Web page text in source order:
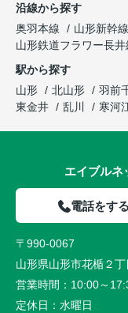
沿線から探す
奥羽本線
山形新幹線
山形鉄道フラワー長井
駅から探す
山形
北山形 羽前
東金井
乱川 寒河
エイブルネ
電話をする
〒990-0067
山形県山形市花楯２丁
営業時間： 10:00～
定休日： 水曜日